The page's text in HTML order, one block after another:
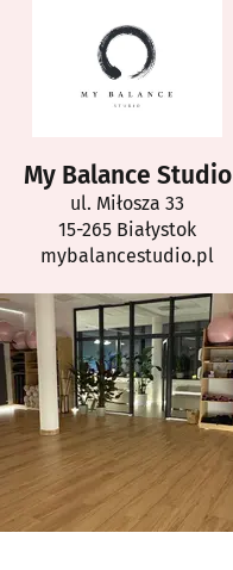
My Balance Studio
ul. Miłosza 33
15-265 Białystok
mybalancestudio.pl